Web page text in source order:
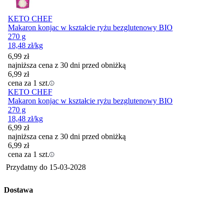
KETO CHEF
Makaron konjac w kształcie ryżu bezglutenowy BIO
270 g
18,48 zł/kg
6,99 zł
najniższa cena z 30 dni przed obniżką
6,99 zł
cena za 1 szt.
KETO CHEF
Makaron konjac w kształcie ryżu bezglutenowy BIO
270 g
18,48 zł/kg
6,99 zł
najniższa cena z 30 dni przed obniżką
6,99 zł
cena za 1 szt.
Przydatny do 15-03-2028
Dostawa